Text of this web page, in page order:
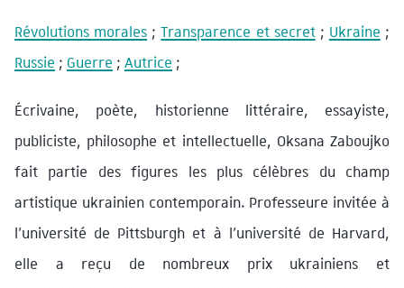
Révolutions morales ;Transparence et secret; Ukraine ;
Russie ; Guerre ; Autrice ;
Écrivaine, poète, historienne littéraire, essayiste,
publiciste, philosophe et intellectuelle, Oksana Zaboujko
fait partie des figures les plus célèbres du champ
artistique ukrainien contemporain. Professeure invitée à
l’université de Pittsburgh et à l’université de Harvard,
elle a reçu de nombreux prix ukrainiens et